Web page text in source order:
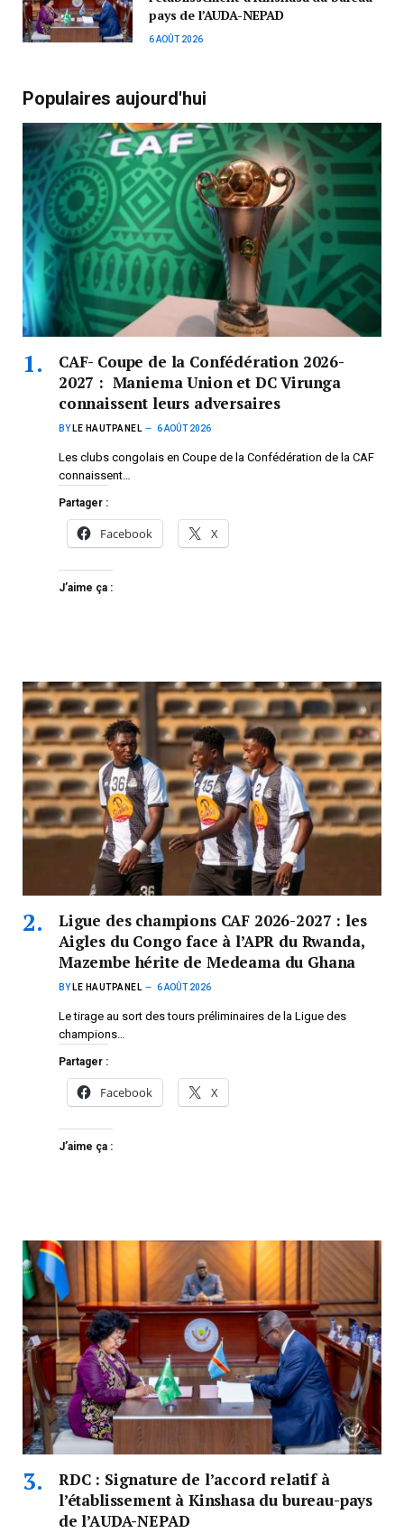
pays de l’AUDA-NEPAD
6 AOÛT 2026
Populaires aujourd'hui
CAF- Coupe de la Confédération 2026-
2027 : Maniema Union et DC Virunga
connaissent leurs adversaires
BY LE HAUTPANEL 6 AOÛT 2026
Les clubs congolais en Coupe de la Confédération de la CAF
connaissent…
Partager :
Facebook X
J’aime ça :
Ligue des champions CAF 2026-2027 : les
Aigles du Congo face à l’APR du Rwanda,
Mazembe hérite de Medeama du Ghana
BY LE HAUTPANEL 6 AOÛT 2026
Le tirage au sort des tours préliminaires de la Ligue des
champions…
Partager :
Facebook X
J’aime ça :
RDC : Signature de l’accord relatif à
l’établissement à Kinshasa du bureau-pays
de l’AUDA-NEPAD